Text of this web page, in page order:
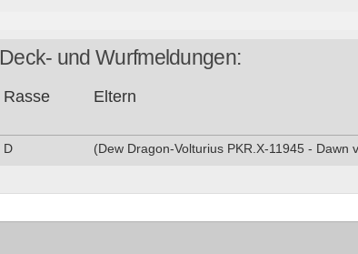
Deck- und Wurfmeldungen:
Ras­se Eltern
D (Dew Dragon-Volturius PKR.X-11945 - Dawn